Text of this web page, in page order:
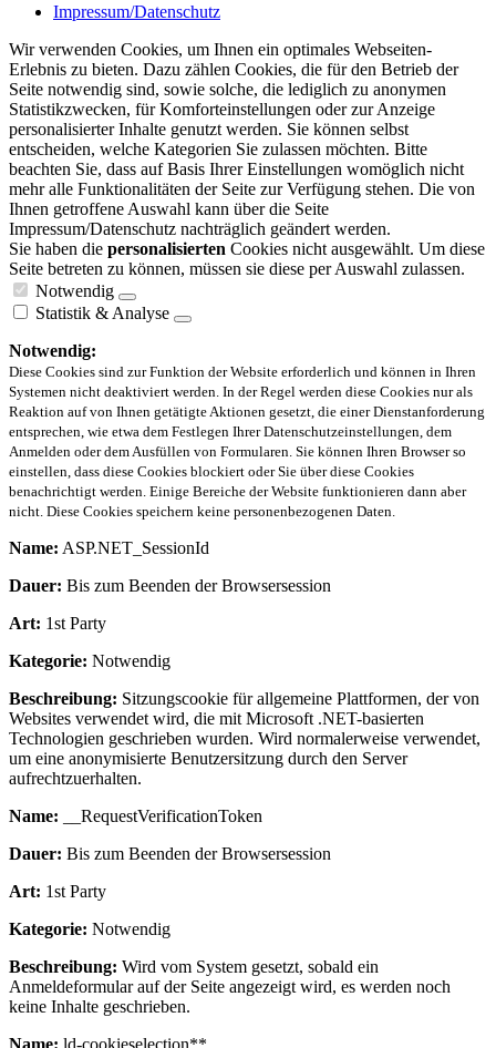
Impressum/Datenschutz
Wir verwenden Cookies, um Ihnen ein optimales Webseiten-
Erlebnis zu bieten. Dazu zählen Cookies, die für den Betrieb der
Seite notwendig sind, sowie solche, die lediglich zu anonymen
Statistikzwecken, für Komforteinstellungen oder zur Anzeige
personalisierter Inhalte genutzt werden. Sie können selbst
entscheiden, welche Kategorien Sie zulassen möchten. Bitte
beachten Sie, dass auf Basis Ihrer Einstellungen womöglich nicht
mehr alle Funktionalitäten der Seite zur Verfügung stehen. Die von
Ihnen getroffene Auswahl kann über die Seite
Impressum/Datenschutz nachträglich geändert werden.
Sie haben die personalisierten Cookies nicht ausgewählt. Um diese
Seite betreten zu können, müssen sie diese per Auswahl zulassen.
Notwendig
Statistik & Analyse
Notwendig:
Diese Cookies sind zur Funktion der Website erforderlich und können in Ihren
Systemen nicht deaktiviert werden. In der Regel werden diese Cookies nur als
Reaktion auf von Ihnen getätigte Aktionen gesetzt, die einer Dienstanforderung
entsprechen, wie etwa dem Festlegen Ihrer Datenschutzeinstellungen, dem
Anmelden oder dem Ausfüllen von Formularen. Sie können Ihren Browser so
einstellen, dass diese Cookies blockiert oder Sie über diese Cookies
benachrichtigt werden. Einige Bereiche der Website funktionieren dann aber
nicht. Diese Cookies speichern keine personenbezogenen Daten.
Name: ASP.NET_SessionId
Dauer: Bis zum Beenden der Browsersession
Art: 1st Party
Kategorie: Notwendig
Beschreibung: Sitzungscookie für allgemeine Plattformen, der von
Websites verwendet wird, die mit Microsoft .NET-basierten
Technologien geschrieben wurden. Wird normalerweise verwendet,
um eine anonymisierte Benutzersitzung durch den Server
aufrechtzuerhalten.
Name: __RequestVerificationToken
Dauer: Bis zum Beenden der Browsersession
Art: 1st Party
Kategorie: Notwendig
Beschreibung: Wird vom System gesetzt, sobald ein
Anmeldeformular auf der Seite angezeigt wird, es werden noch
keine Inhalte geschrieben.
Name: ld-cookieselection**